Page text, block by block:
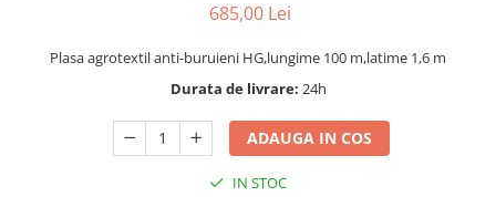
Distribuitoare de nisip
Aeratoare pentru gazon
Utilaje agricole
685,00 Lei
Plasa agrotextil anti-buruieni HG,lungime 100 m,latime 1,6 m
Durata de livrare: 24h
ADAUGA IN COS
IN STOC